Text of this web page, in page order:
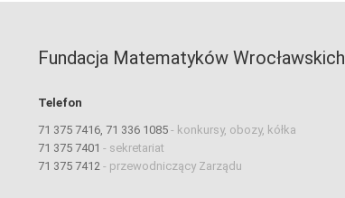
Fundacja Matematyków Wrocławskich
Telefon
71 375 7416, 71 336 1085 - konkursy, obozy, kółka
71 375 7401 - sekretariat
71 375 7412 - przewodniczący Zarządu